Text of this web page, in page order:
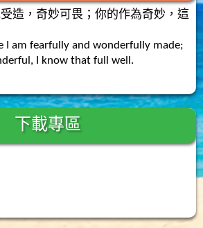
造，奇妙可畏；你的作為奇妙，這
I am fearfully and wonderfully made;
I know that full well.
下載專區